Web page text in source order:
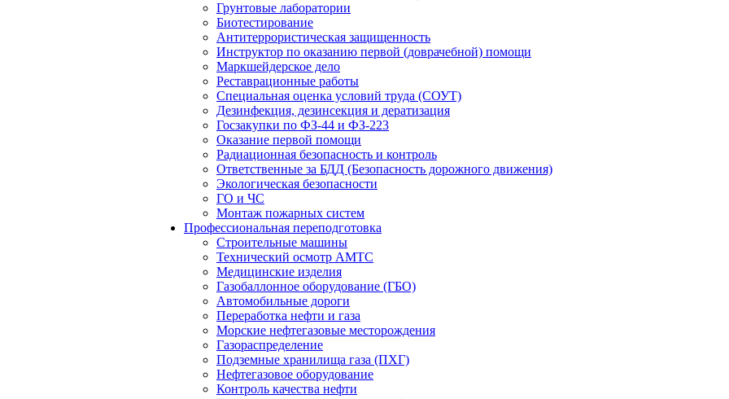
Грунтовые лаборатории
Биотестирование
Антитеррористическая защищенность
Инструктор по оказанию первой (доврачебной) помощи
Маркшейдерское дело
Реставрационные работы
Специальная оценка условий труда (СОУТ)
Дезинфекция, дезинсекция и дератизация
Госзакупки по ФЗ-44 и ФЗ-223
Оказание первой помощи
Радиационная безопасность и контроль
Ответственные за БДД (Безопасность дорожного движения)
Экологическая безопасности
ГО и ЧС
Монтаж пожарных систем
Профессиональная переподготовка
Строительные машины
Технический осмотр АМТС
Медицинские изделия
Газобаллонное оборудование (ГБО)
Автомобильные дороги
Переработка нефти и газа
Морские нефтегазовые месторождения
Газораспределение
Подземные хранилища газа (ПХГ)
Нефтегазовое оборудование
Контроль качества нефти